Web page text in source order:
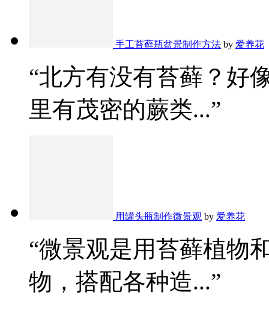
手工苔藓瓶盆景制作方法 by 爱养花
“北方有没有苔藓？好
里有茂密的蕨类...”
用罐头瓶制作微景观 by 爱养花
“微景观是用苔藓植物
物，搭配各种造...”